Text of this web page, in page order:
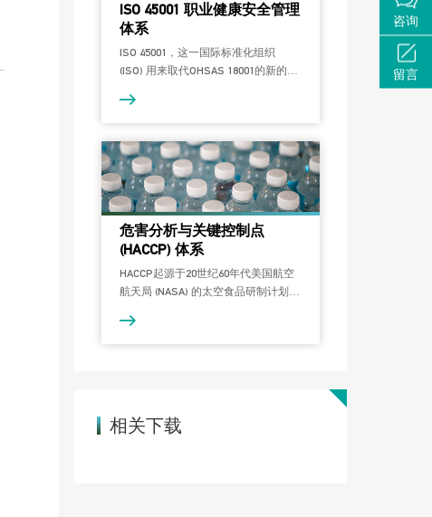
咨询
留言
ISO 45001 职业健康安全管理
体系
ISO 45001，这一国际标准化组织
(ISO) 用来取代OHSAS 18001的新的职
年出版，这一新标准用于帮助全世界
危害分析与关键控制点
(HACCP) 体系
HACCP起源于20世纪60年代美国航空
航天局 (NASA) 的太空食品研制计划，
组织 (WHO) 和美国食药局 (FDA) 大力
相关下载